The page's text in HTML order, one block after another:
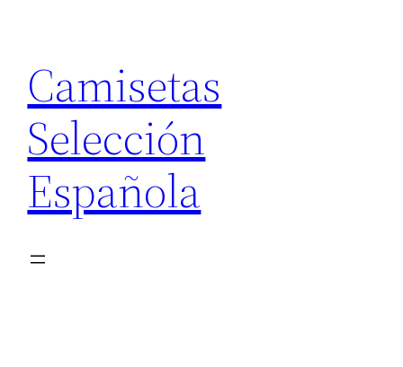
contenido
Camisetas
Selección
Española